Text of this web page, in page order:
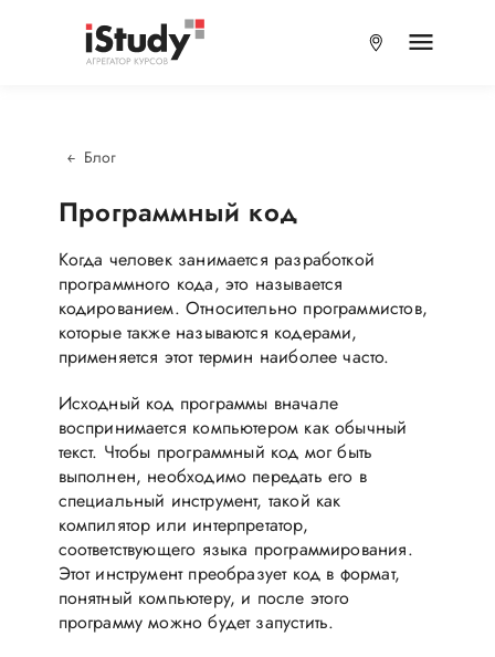
Блог
Программный код
Когда человек занимается разработкой
программного кода, это называется
кодированием. Относительно программистов,
которые также называются кодерами,
применяется этот термин наиболее часто.
Исходный код программы вначале
воспринимается компьютером как обычный
текст. Чтобы программный код мог быть
выполнен, необходимо передать его в
специальный инструмент, такой как
компилятор или интерпретатор,
соответствующего языка программирования.
Этот инструмент преобразует код в формат,
понятный компьютеру, и после этого
программу можно будет запустить.